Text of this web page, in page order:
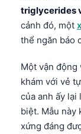
triglycerides
cảnh đó, một
thể ngăn báo
Một vận
khám với vẻ
của anh ấy lại
biệt. Mẫu này
xứng đáng